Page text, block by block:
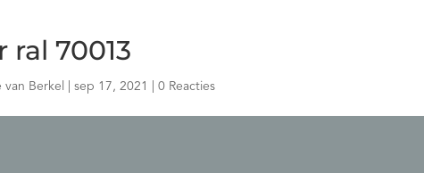
ral 70013
van Berkel |sep 17, 2021 |0 Reacties